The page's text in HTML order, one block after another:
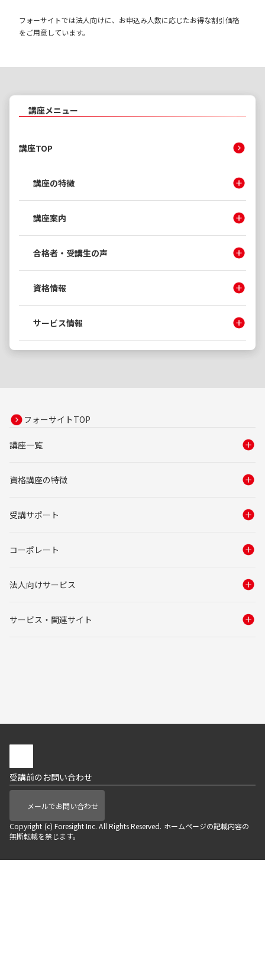
フォーサイトでは法人向けに、お申込み人数に応じたお得な割引価格
をご用意しています。
講座メニュー
講座TOP
講座の特徴
講座案内
合格者・受講生の声
資格情報
サービス情報
フォーサイトTOP
講座一覧
資格講座の特徴
受講サポート
コーポレート
法人向けサービス
サービス・関連サイト
受講前のお問い合わせ
メールでお問い合わせ
Copyright (c) Foresight Inc. All Rights Reserved. ホームページの記載内容の
無断転載を禁じます。